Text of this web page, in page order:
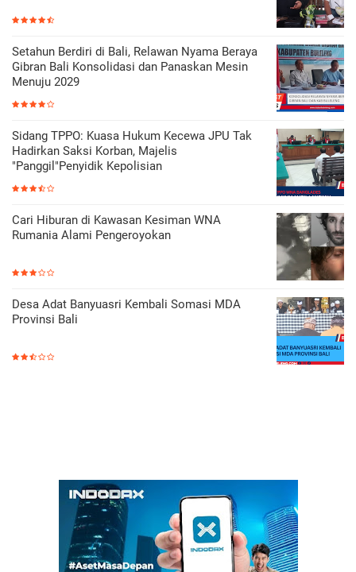
Setahun Berdiri di Bali, Relawan Nyama Beraya
Gibran Bali Konsolidasi dan Panaskan Mesin
Menuju 2029
Sidang TPPO: Kuasa Hukum Kecewa JPU Tak
Hadirkan Saksi Korban, Majelis
"Panggil"Penyidik Kepolisian
Cari Hiburan di Kawasan Kesiman WNA
Rumania Alami Pengeroyokan
Desa Adat Banyuasri Kembali Somasi MDA
Provinsi Bali